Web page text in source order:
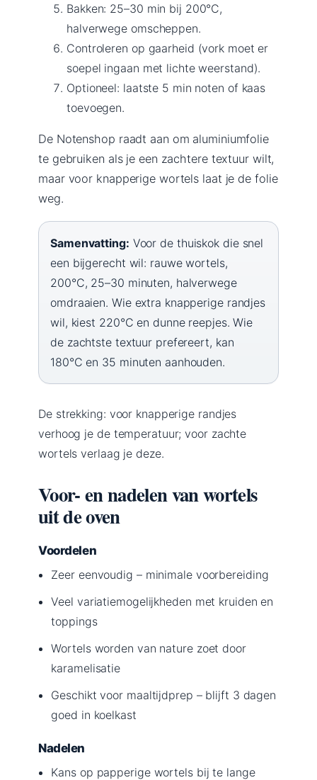
Bakken: 25–30 min bij 200°C,
halverwege omscheppen.
Controleren op gaarheid (vork moet er
soepel ingaan met lichte weerstand).
Optioneel: laatste 5 min noten of kaas
toevoegen.
De Notenshop raadt aan om aluminiumfolie
te gebruiken als je een zachtere textuur wilt,
maar voor knapperige wortels laat je de folie
weg.
Samenvatting: Voor de thuiskok die snel
een bijgerecht wil: rauwe wortels,
200°C, 25–30 minuten, halverwege
omdraaien. Wie extra knapperige randjes
wil, kiest 220°C en dunne reepjes. Wie
de zachtste textuur prefereert, kan
180°C en 35 minuten aanhouden.
De strekking: voor knapperige randjes
verhoog je de temperatuur; voor zachte
wortels verlaag je deze.
Voor- en nadelen van wortels
uit de oven
Voordelen
Zeer eenvoudig – minimale voorbereiding
Veel variatiemogelijkheden met kruiden en
toppings
Wortels worden van nature zoet door
karamelisatie
Geschikt voor maaltijdprep – blijft 3 dagen
goed in koelkast
Nadelen
Kans op papperige wortels bij te lange